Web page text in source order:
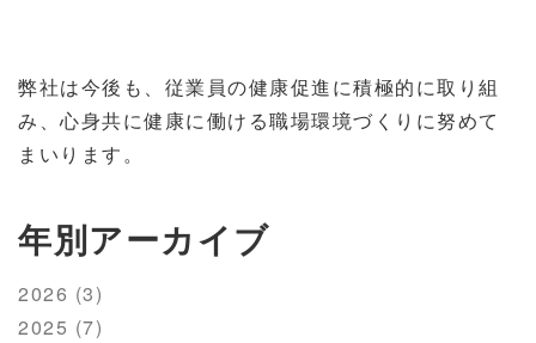
弊社は今後も、従業員の健康促進に積極的に取り組
み、心身共に健康に働ける職場環境づくりに努めて
まいります。
年別アーカイブ
2026 (3)
2025 (7)